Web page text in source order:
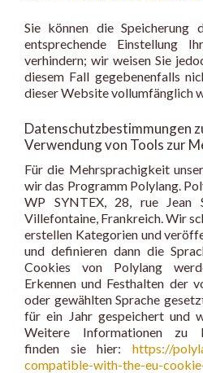
Sie können die Speicherung
entsprechende Einstellung
verhindern; wir weisen Sie
diesem Fall gegebenenfalls
dieser Website vollumfänglich
Datenschutzbestimmungen
Verwendung von Tools zur
Für die Mehrsprachigkeit
wir das Programm Polylang.
WP SYNTEX, 28, rue Jean
Villefontaine, Frankreich. Wir
erstellen Kategorien und
und definieren dann die
Cookies von Polylang
Erkennen und Festhalten der
oder gewählten Sprache
für ein Jahr gespeichert und
Weitere Informationen zu
finden sie hier: https://
compatible-with-the-eu-